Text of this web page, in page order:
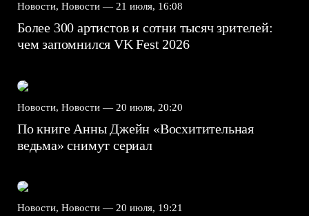
Новости, Новости — 21 июля, 16:08
Более 300 артистов и сотни тысяч зрителей:
чем запомнился VK Fest 2026
Новости, Новости — 20 июля, 20:20
По книге Анны Джейн «Восхитительная
ведьма» снимут сериал
Новости, Новости — 20 июля, 19:21